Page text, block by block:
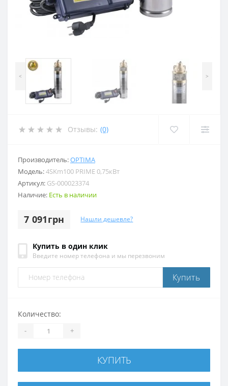
< >
Отзывы: (0)
Производитель:OPTIMA
Модель:4SKm100 PRIME 0,75кВт
Артикул: GS-000023374
Наличие: Есть в наличии
7 091грн Нашли дешевле?
Купить в один клик
Введите номер телефона и мы перезвоним
Купить
Количество:
- +
КУПИТЬ